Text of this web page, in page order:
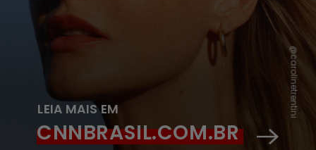
LEIA MAIS EM
CNNBRASIL.COM.BR
@carolinetrentini